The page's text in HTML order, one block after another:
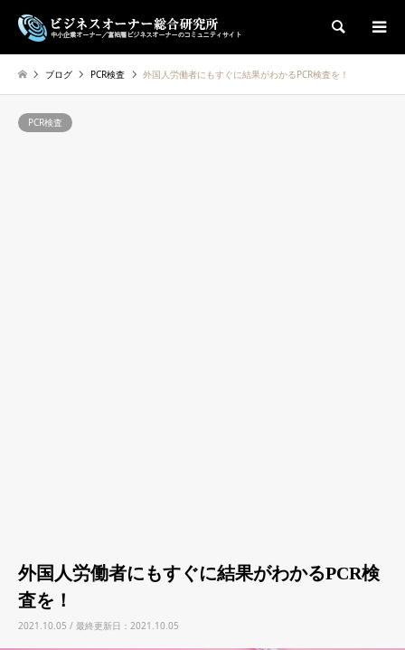
検索
ブログ PCR検査 外国人労働者にもすぐに結果がわかるPCR検査を！
PCR検査
外国人労働者にもすぐに結果がわかるPCR検
査を！
2021.10.05 / 最終更新日：2021.10.05